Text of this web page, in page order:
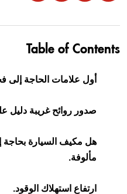
Table of Contents
أول علامات الحاجة
صدور روائح غريبة دليل
هل مكيف السيارة بحاجة
مألوفة.
ارتفاع استهلاك الوقود.